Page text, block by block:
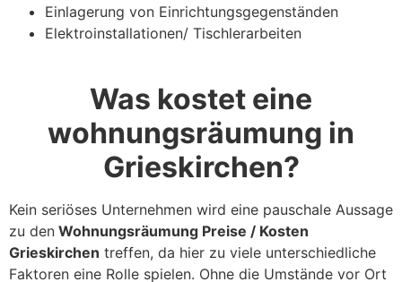
Einlagerung von Einrichtungsgegenständen
Elektroinstallationen/ Tischlerarbeiten
Was kostet eine
wohnungsräumung in
Grieskirchen?
Kein seriöses Unternehmen wird eine pauschale Aussage
zu den Wohnungsräumung Preise / Kosten
Grieskirchen treffen, da hier zu viele unterschiedliche
Faktoren eine Rolle spielen. Ohne die Umstände vor Ort